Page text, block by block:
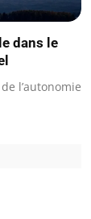
dans le
l’autonomie